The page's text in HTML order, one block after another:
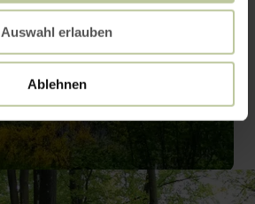
Auswahl erlauben
Ablehnen